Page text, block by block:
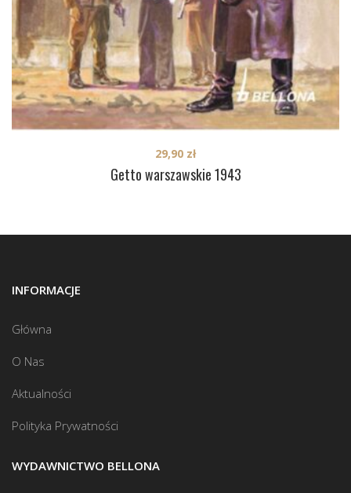
Getto warszawskie 1943
29,90 zł
INFORMACJE
Główna
O Nas
Aktualności
Polityka Prywatności
WYDAWNICTWO BELLONA